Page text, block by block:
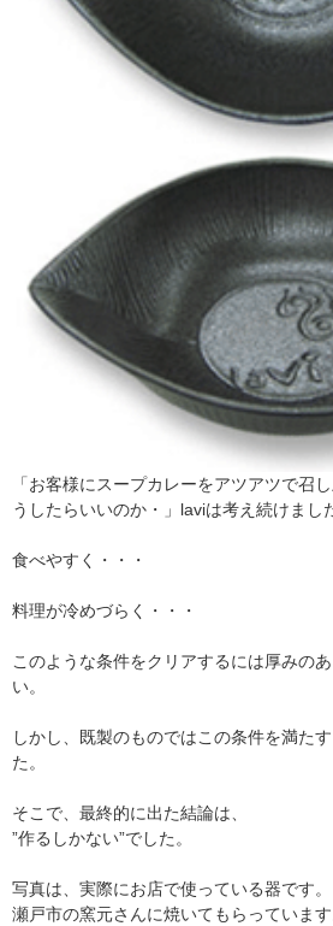
「お客様にスープカレーをアツアツで召
うしたらいいのか・」laviは考え続けまし
食べやすく・・・
料理が冷めづらく・・・
このような条件をクリアするには厚みの
い。
しかし、既製のものではこの条件を満た
た。
そこで、最終的に出た結論は、
”作るしかない”でした。
写真は、実際にお店で使っている器です。
瀬戸市の窯元さんに焼いてもらっています